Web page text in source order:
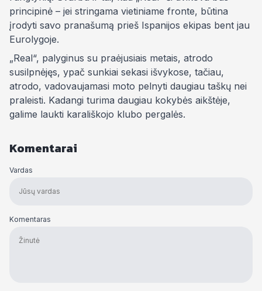
principinė – jei stringama vietiniame fronte, būtina
įrodyti savo pranašumą prieš Ispanijos ekipas bent jau
Eurolygoje.
„Real“, palyginus su praėjusiais metais, atrodo
susilpnėjęs, ypač sunkiai sekasi išvykose, tačiau,
atrodo, vadovaujamasi moto pelnyti daugiau taškų nei
praleisti. Kadangi turima daugiau kokybės aikštėje,
galime laukti karališkojo klubo pergalės.
Komentarai
Vardas
Komentaras